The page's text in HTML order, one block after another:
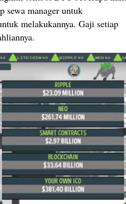
sewa manager untuk
melakukannya. Gaji setiap